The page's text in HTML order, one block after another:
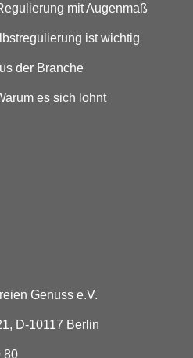
mit Augenmaß
ist wichtig
der Branche
es sich lohnt
Genuss e.V.
D-10117 Berlin
80